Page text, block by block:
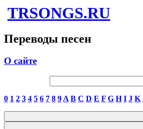
TRSONGS.RU
Переводы песен
О сайте
0 1 2 3 4 5 6 7 8 9 A B C D E F G H I J K